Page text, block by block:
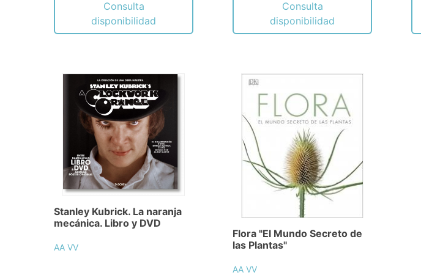
Consulta
disponibilidad
Consulta
disponibilidad
Stanley Kubrick. La naranja
mecánica. Libro y DVD
AA VV
Flora "El Mundo Secreto de
las Plantas"
AA VV